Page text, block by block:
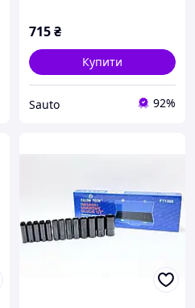
715₴
Купити
Sauto 92%